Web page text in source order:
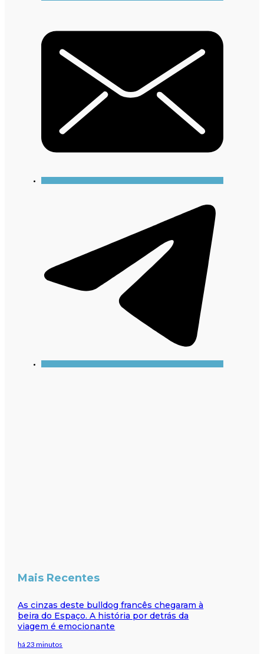
Mais Recentes
As cinzas deste bulldog francês chegaram à
beira do Espaço. A história por detrás da
viagem é emocionante
há 23 minutos